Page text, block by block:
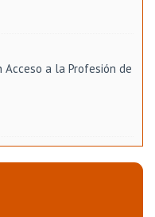
a la Profesión de